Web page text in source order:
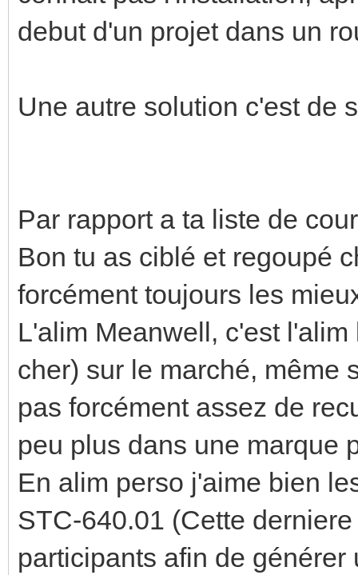
debut d'un projet dans un
Une autre solution c'est de
Par rapport a ta liste de
Bon tu as ciblé et regoupé
forcément toujours les
L'alim Meanwell, c'est
cher) sur le marché, même
pas forcément assez de
peu plus dans une marque
En alim perso j'aime bien
STC-640.01 (Cette
participants afin de